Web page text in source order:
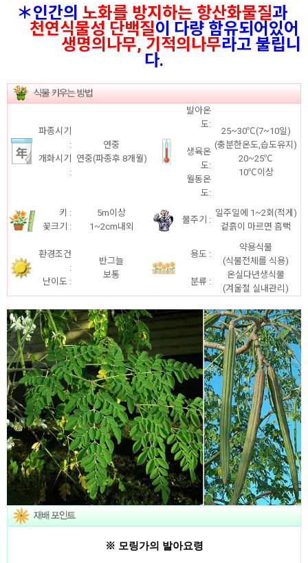
＊인간의 노화를 방지하는 항산화물질과
천연식물성 단백질이 다량 함유되어있어
생명의나무, 기적의나무라고 불립니
다.
파종시기
:
개화시기
:
연중
연중(파종후 8개월)
발아온
도:
생육온
도:
월동온
도:
25~30℃(7~10일)
(충분한온도,습도유지)
20~25℃
10℃이상
키 :
꽃크기 :
5m이상
1~2cm내외
물주기 :
일주일에 1~2회(적게)
겉흙이 마르면 흠뻑
환경조건
:
난이도 :
반그늘
보통
용도 :
분류 :
약용식물
(식물전체를 식용)
온실다년생식물
(겨울철 실내관리)
※ 모링가의 발아요령